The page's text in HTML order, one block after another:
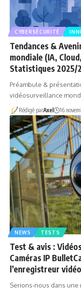
CYBERSÉCURITÉ
Tendances &
mondiale (IA,
Statistiques 2025/
Préambule &
vidéosurveillance
Rédigé parAxel 16
NEWS TESTS
Test & avis :
Caméras IP
l’enregistreur
Serions-nous dans